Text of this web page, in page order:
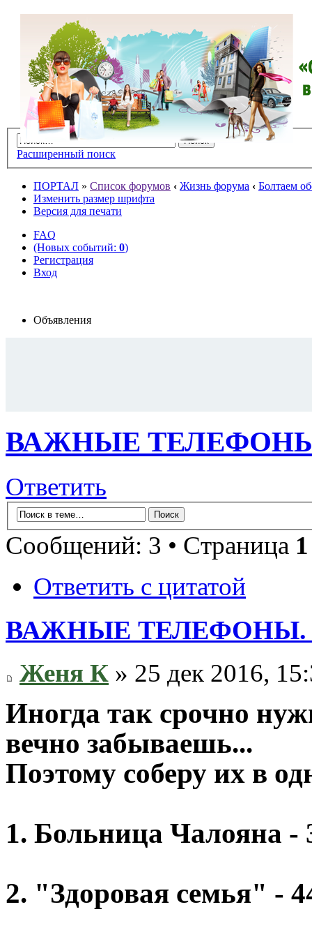
Расширенный поиск
ПОРТАЛ » Список форумов ‹ Жизнь форума ‹ Болтаем
Изменить размер шрифта
Версия для печати
FAQ
(Новых событий: 0)
Регистрация
Вход
Объявления
ВАЖНЫЕ
Ответить
Сообщений: 3 • Страница 1
Ответить с цитатой
ВАЖНЫЕ ТЕЛЕФОНЫ.
Женя К » 25 дек 2016,
Иногда так срочно
вечно забываешь...
Поэтому соберу их в
1. Больница Чалояна -
2. "Здоровая семья" -